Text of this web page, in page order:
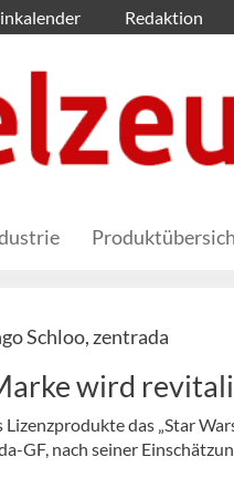
Redaktion
Schloo, zentrada
wird
das „Star
GF, nach seiner